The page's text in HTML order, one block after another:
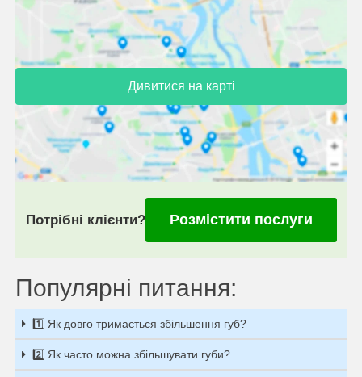
Дивитися на карті
Потрібні клієнти? Розмістити послуги
Популярні питання:
1️⃣ Як довго тримається збільшення губ?
2️⃣ Як часто можна збільшувати губи?